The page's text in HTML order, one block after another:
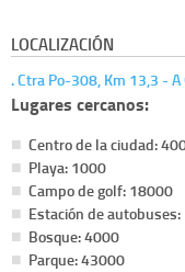
LOCALIZACIÓN
. Ctra Po-308, Km 13,3 -
Lugares cercanos:
Centro de la ciudad:
Playa: 1000
Campo de golf: 18000
Estación de
Bosque: 4000
Parque: 43000